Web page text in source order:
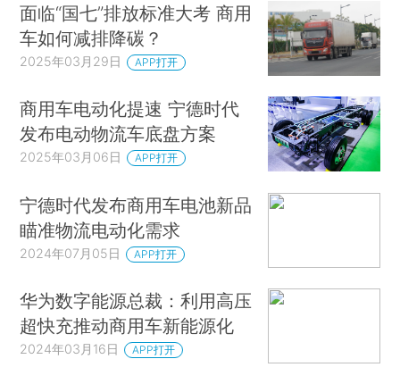
面临“国七”排放标准大考 商用
车如何减排降碳？
2025年03月29日 APP打开
商用车电动化提速 宁德时代
发布电动物流车底盘方案
2025年03月06日 APP打开
宁德时代发布商用车电池新品
瞄准物流电动化需求
2024年07月05日 APP打开
华为数字能源总裁：利用高压
超快充推动商用车新能源化
2024年03月16日 APP打开